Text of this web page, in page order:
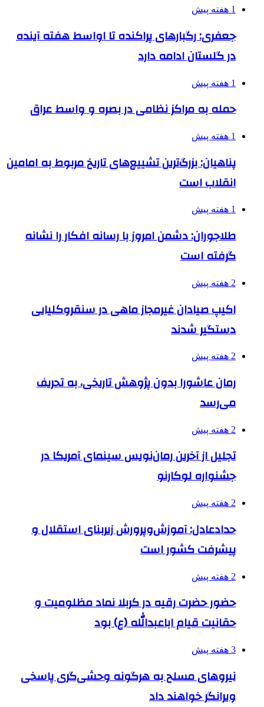
1 هفته پیش
جعفری: رگبارهای پراکنده تا اواسط هفته آینده
در گلستان ادامه دارد
1 هفته پیش
حمله به مراکز نظامی در بصره و واسط عراق
1 هفته پیش
پناهیان: بزرگ‌ترین تشییع‌های تاریخ مربوط به امامین
انقلاب است
1 هفته پیش
طلاجوران: دشمن امروز با رسانه افکار را نشانه
گرفته است
2 هفته پیش
اکیپ صیادان غیرمجاز ماهی در سنقروکلیایی
دستگیر شدند
2 هفته پیش
رمان عاشورا بدون پژوهش تاریخی، به تحریف
می‌رسد
2 هفته پیش
تجلیل از آخرین رمان‌نویس سینمای آمریکا در
جشنواره لوکارنو
2 هفته پیش
حدادعادل: آموزش‌وپرورش زیربنای استقلال و
پیشرفت کشور است
2 هفته پیش
حضور حضرت رقیه در کربلا نماد مظلومیت و
حقانیت قیام اباعبدالله (ع) بود
3 هفته پیش
نیروهای مسلح به هرگونه وحشی‌گری پاسخی
ویرانگر خواهند داد